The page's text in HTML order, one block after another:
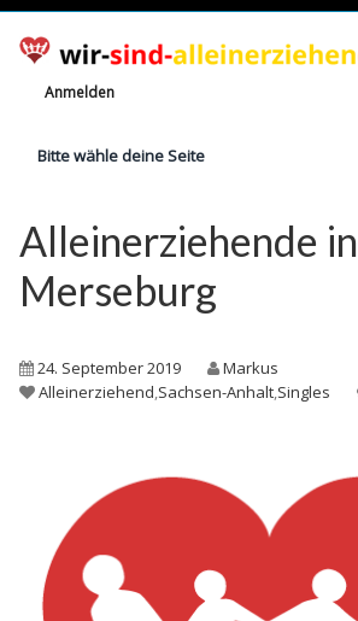
Anmelden
Bitte wähle deine Seite
Jetzt registrieren!
Ratgeber
Finanzielle Hilfe
Rechte
Alleinerziehende in
Merseburg
24. September 2019
Markus
Alleinerziehend,Sachsen-Anhalt,Singles